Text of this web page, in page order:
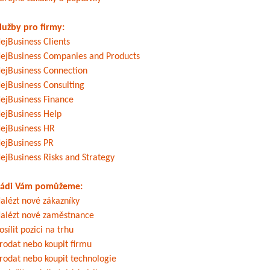
pro firmy:
Clients
Companies and Products
Connection
Consulting
Finance
Help
HR
PR
Risks and Strategy
Vám pomůžeme:
nové zákazníky
nové zaměstnance
pozici na trhu
nebo koupit firmu
nebo koupit technologie